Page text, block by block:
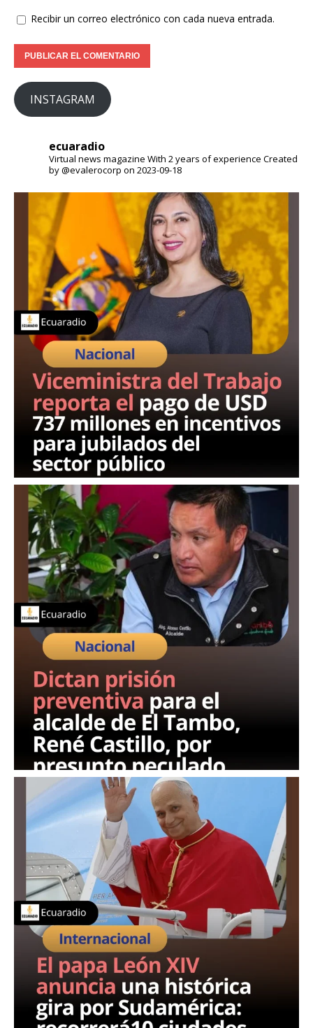
Recibir un correo electrónico con cada nueva entrada.
INSTAGRAM
ecuaradio
Virtual news magazine With 2 years of experience Created
by @evalerocorp on 2023-09-18